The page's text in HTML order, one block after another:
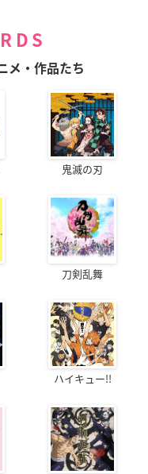
メ・作品たち
鬼滅の刃
刀剣乱舞
ハイキュー!!